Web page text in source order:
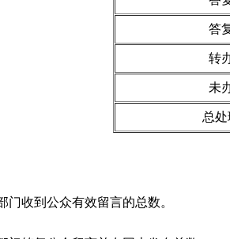
答
转
未
总
门收到公众有效留言的总数。